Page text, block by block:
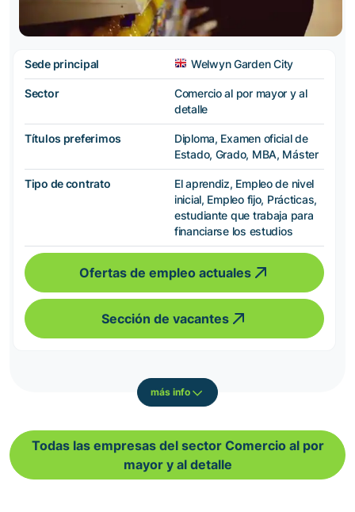
Sede principal Welwyn Garden City
Sector
Comercio al por mayor y al
detalle
Títulos preferimos
Diploma, Examen oficial de
Estado, Grado, MBA, Máster
Tipo de contrato
El aprendiz, Empleo de nivel
inicial, Empleo fijo, Prácticas,
estudiante que trabaja para
financiarse los estudios
Ofertas de empleo actuales
Sección de vacantes
más info
Todas las empresas del sector Comercio al por
mayor y al detalle